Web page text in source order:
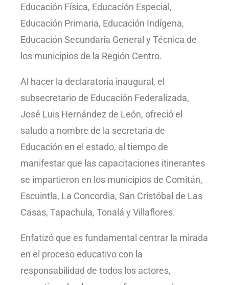
Educación Física, Educación Especial,
Educación Primaria, Educación Indígena,
Educación Secundaria General y Técnica de
los municipios de la Región Centro.
Al hacer la declaratoria inaugural, el
subsecretario de Educación Federalizada,
José Luis Hernández de León, ofreció el
saludo a nombre de la secretaria de
Educación en el estado, al tiempo de
manifestar que las capacitaciones itinerantes
se impartieron en los municipios de Comitán,
Escuintla, La Concordia, San Cristóbal de Las
Casas, Tapachula, Tonalá y Villaflores.
Enfatizó que es fundamental centrar la mirada
en el proceso educativo con la
responsabilidad de todos los actores,